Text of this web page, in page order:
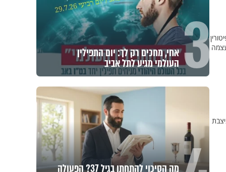
3 אחי, מחכים רק לך: יום התפילין
העולמי מגיע לתל אביב
מה הסיכוי להתחתן בגיל 37? הפעולה